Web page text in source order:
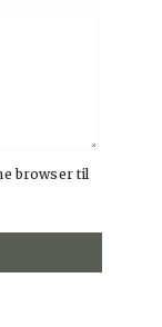
browser til